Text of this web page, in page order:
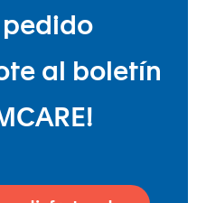
acciones:
la dilatación de los
al boletín